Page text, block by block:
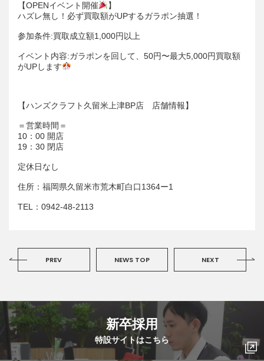
【OPENイベント開催
】
ハズレ無し！必ず買取額がUPするガラポン抽選！
参加条件:買取成立額1,000円以上
イベント内容:ガラポンを回して、50円〜最大5,000円買取額
がUPします
【ハンズクラフト久留米上津BP店 店舗情報】
＝営業時間＝
10：00 開店
19：30 閉店
定休日なし
住所：福岡県久留米市荒木町白口1364ー1
TEL：0942-48-2113
PREV NEWS TOP NEXT
新卒採用
特設サイトはこちら